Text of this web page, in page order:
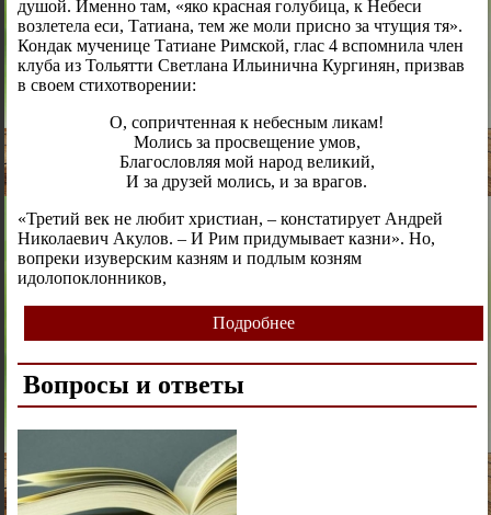
душой. Именно там, «яко красная голубица, к Небеси
возлетела еси, Татиана, тем же моли присно за чтущия тя».
Кондак мученице Татиане Римской, глас 4 вспомнила член
клуба из Тольятти Светлана Ильинична Кургинян, призвав
в своем стихотворении:
О, сопричтенная к небесным ликам!
Молись за просвещение умов,
Благословляя мой народ великий,
И за друзей молись, и за врагов.
«Третий век не любит христиан, – констатирует Андрей
Николаевич Акулов. – И Рим придумывает казни». Но,
вопреки изуверским казням и подлым козням
идолопоклонников,
Подробнее
Вопросы и ответы